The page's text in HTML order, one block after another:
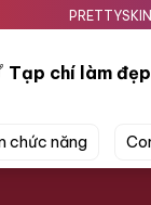
PRETTYSKIN MỸ
Tạp chí làm đẹp
chức năng